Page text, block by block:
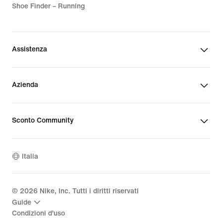
Shoe Finder – Running
Assistenza
Azienda
Sconto Community
Italia
© 2026 Nike, Inc. Tutti i diritti riservati
Guide
Condizioni d'uso